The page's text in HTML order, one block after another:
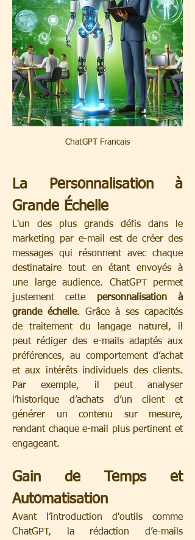
ChatGPT Francais
La Personnalisation à
Grande Échelle
L'un des plus grands défis dans le
marketing par e-mail est de créer des
messages qui résonnent avec chaque
destinataire tout en étant envoyés à
une large audience. ChatGPT permet
justement cette personnalisation à
grande échelle. Grâce à ses capacités
de traitement du langage naturel, il
peut rédiger des e-mails adaptés aux
préférences, au comportement d’achat
et aux intérêts individuels des clients.
Par exemple, il peut analyser
l’historique d’achats d’un client et
générer un contenu sur mesure,
rendant chaque e-mail plus pertinent et
engageant.
Gain de Temps et
Automatisation
Avant l’introduction d'outils comme
ChatGPT, la rédaction d’e-mails